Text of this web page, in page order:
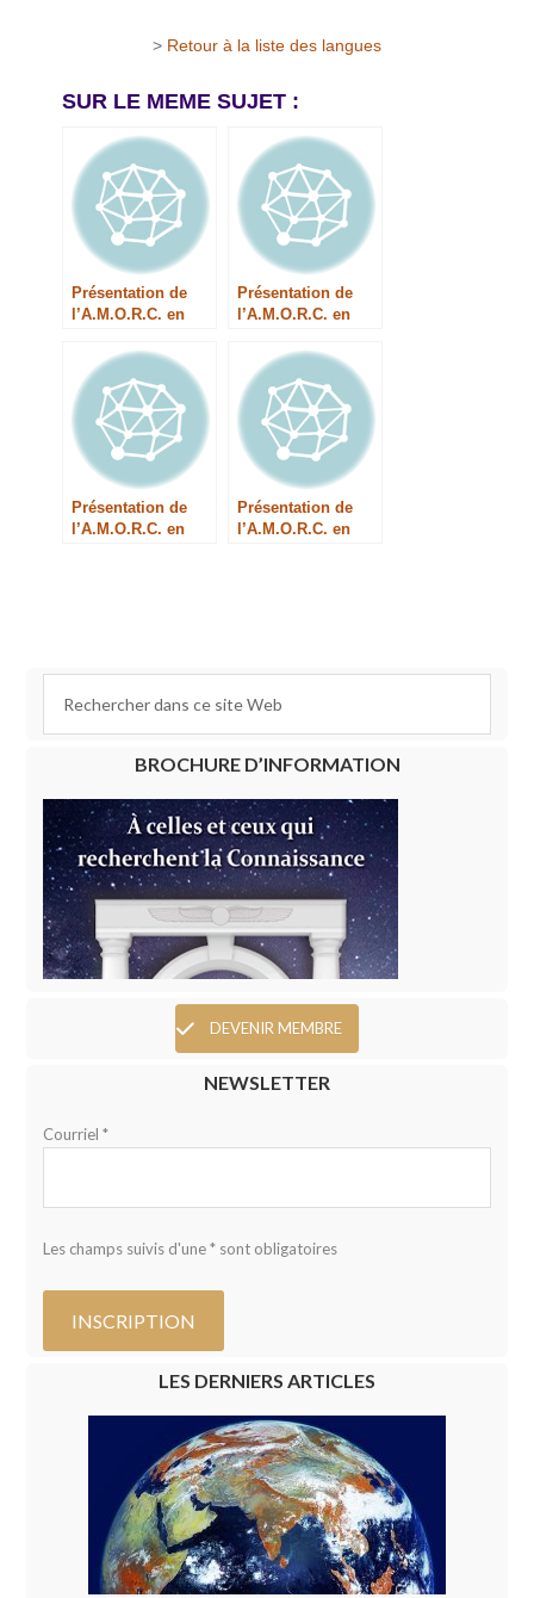
> Retour à la liste des langues
SUR LE MEME SUJET :
Présentation de
l’A.M.O.R.C. en
Présentation de
l’A.M.O.R.C. en
(Amérique du sud)
Présentation de
l’A.M.O.R.C. en
Présentation de
l’A.M.O.R.C. en
BROCHURE D’INFORMATION
DEVENIR MEMBRE
NEWSLETTER
Courriel *
Les champs suivis d'une * sont obligatoires
LES DERNIERS ARTICLES